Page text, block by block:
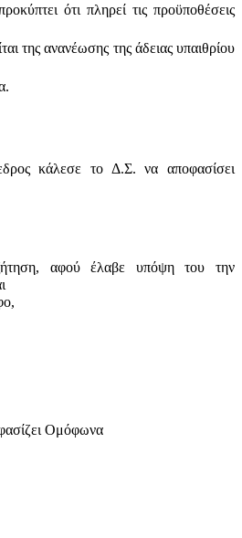
ότι πληρεί τις προϋποθέσεις
της ανανέωσης της άδειας υπαιθρίου
κάλεσε το Δ.Σ. να αποφασίσει
αφού έλαβε υπόψη του την
Ομόφωνα